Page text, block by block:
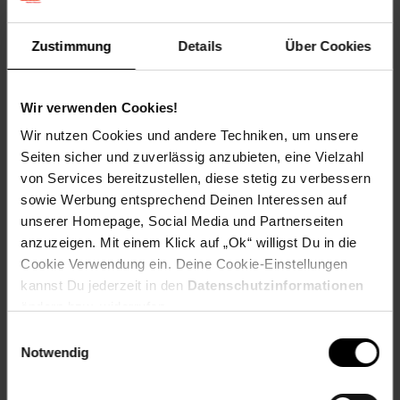
Zustimmung Details Über Cookies
Wir verwenden Cookies!
Wir nutzen Cookies und andere Techniken, um unsere
Seiten sicher und zuverlässig anzubieten, eine Vielzahl
von Services bereitzustellen, diese stetig zu verbessern
sowie Werbung entsprechend Deinen Interessen auf
unserer Homepage, Social Media und Partnerseiten
anzuzeigen. Mit einem Klick auf „Ok“ willigst Du in die
Cookie Verwendung ein. Deine Cookie-Einstellungen
kannst Du jederzeit in den Datenschutzinformationen
Notwendig
Herstellerinformationen
Fußzeile
Weitere Online-Angebote
Netto Reisen TV-Shop Weinwelt
Karriere